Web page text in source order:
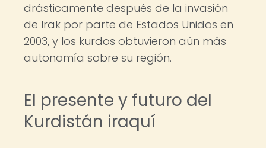
drásticamente después de la invasión
de Irak por parte de Estados Unidos en
2003, y los kurdos obtuvieron aún más
autonomía sobre su región.
El presente y futuro del
Kurdistán iraquí